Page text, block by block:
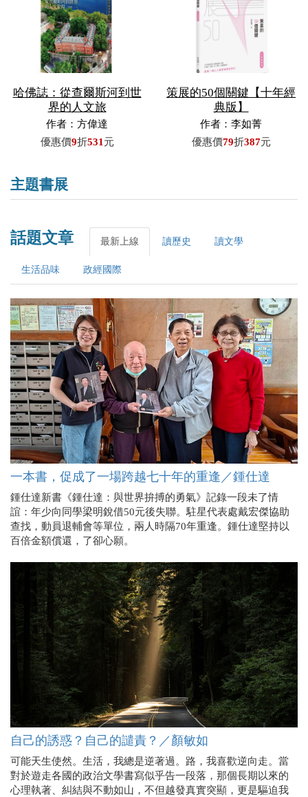
哈佛誌：從查爾斯河到世
界的人文旅
作者：方偉達
優惠價9折531 元
策展的50個關鍵【十年經
典版】
作者：李如菁
優惠價79折387元
主題書展
話題文章 最新上線 讀歷史 讀文學
生活品味 政經國際
一本書，促成了一場跨越七十年的重逢／鍾仕達
鍾仕達新書《鍾仕達：與世界拚搏的勇氣》記錄一段未了情
誼：年少向同學梁明銳借50元後失聯。駐星代表處戴宏傑協助
查找，動員退輔會等單位，兩人時隔70年重逢。鍾仕達堅持以
百倍金額償還，了卻心願。
自己的誘惑？自己的譴責？／顏敏如
可能天生使然。生活，我總是逆著過。路，我喜歡逆向走。當
對於遊走各國的政治文學書寫似乎告一段落，那個長期以來的
心理執著、糾結與不動如山，不但越發真實突顯，更是驅迫我